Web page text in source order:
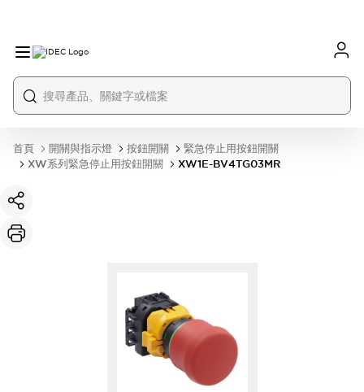
首頁 開關與指示燈 按鈕開關
緊急停止用按鈕開關
XW系列緊急停止用按鈕開關
XW1E-BV4TG03MR